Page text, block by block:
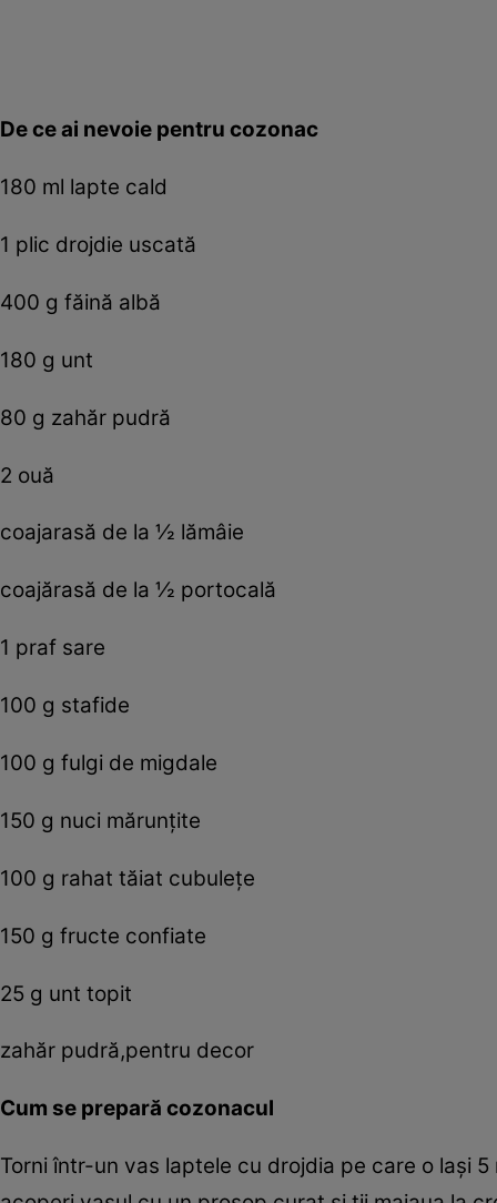
De ce ai nevoie pentru cozonac
180 ml lapte cald
1 plic drojdie uscată
400 g făină albă
180 g unt
80 g zahăr pudră
2 ouă
coajarasă de la ½ lămâie
coajărasă de la ½ portocală
1 praf sare
100 g stafide
100 g fulgi de migdale
150 g nuci mărunţite
100 g rahat tăiat cubuleţe
150 g fructe confiate
25 g unt topit
zahăr pudră,pentru decor
Cum se prepară cozonacul
Torni într-un vas laptele cu drojdia pe care o laşi